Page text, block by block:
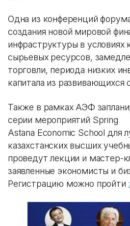
Одна из конференций
создания новой мировой
инфраструктуры в условиях
сырьевых ресурсов,
торговли, периода низких
капитала из развивающихся
Также в рамках АЭФ
серии мероприятий Spring
Astana Economic School для
казахстанских высших
проведут лекции и мастер-
заявленные экономисты и
Регистрацию можно пройти